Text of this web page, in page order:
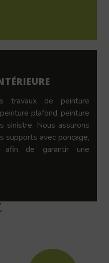
travaux de peinture
plafond, peinture
sinistre. Nous assurons
supports avec ponçage,
afin de garantir une